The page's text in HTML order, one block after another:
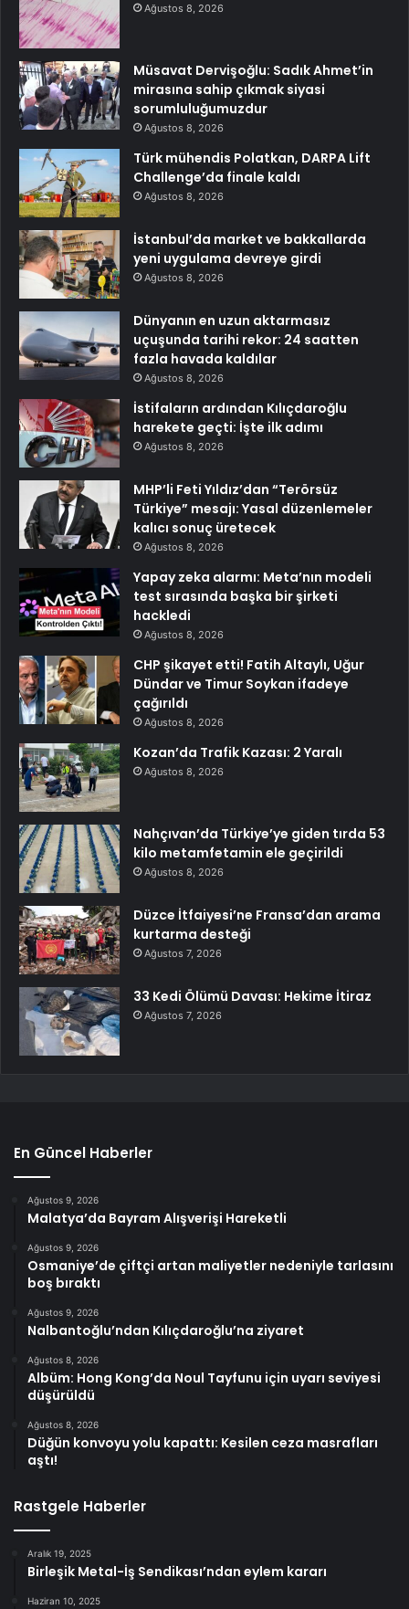
Ağustos 8, 2026
Müsavat Dervişoğlu: Sadık Ahmet’in
mirasına sahip çıkmak siyasi
sorumluluğumuzdur
Ağustos 8, 2026
Türk mühendis Polatkan, DARPA Lift
Challenge’da finale kaldı
Ağustos 8, 2026
İstanbul’da market ve bakkallarda
yeni uygulama devreye girdi
Ağustos 8, 2026
Dünyanın en uzun aktarmasız
uçuşunda tarihi rekor: 24 saatten
fazla havada kaldılar
Ağustos 8, 2026
İstifaların ardından Kılıçdaroğlu
harekete geçti: İşte ilk adımı
Ağustos 8, 2026
MHP’li Feti Yıldız’dan “Terörsüz
Türkiye” mesajı: Yasal düzenlemeler
kalıcı sonuç üretecek
Ağustos 8, 2026
Yapay zeka alarmı: Meta’nın modeli
test sırasında başka bir şirketi
hackledi
Ağustos 8, 2026
CHP şikayet etti! Fatih Altaylı, Uğur
Dündar ve Timur Soykan ifadeye
çağırıldı
Ağustos 8, 2026
Kozan’da Trafik Kazası: 2 Yaralı
Ağustos 8, 2026
Nahçıvan’da Türkiye’ye giden tırda 53
kilo metamfetamin ele geçirildi
Ağustos 8, 2026
Düzce İtfaiyesi’ne Fransa’dan arama
kurtarma desteği
Ağustos 7, 2026
33 Kedi Ölümü Davası: Hekime İtiraz
Ağustos 7, 2026
En Güncel Haberler
Ağustos 9, 2026
Malatya’da Bayram Alışverişi Hareketli
Ağustos 9, 2026
Osmaniye’de çiftçi artan maliyetler nedeniyle tarlasını
boş bıraktı
Ağustos 9, 2026
Nalbantoğlu’ndan Kılıçdaroğlu’na ziyaret
Ağustos 8, 2026
Albüm: Hong Kong’da Noul Tayfunu için uyarı seviyesi
düşürüldü
Ağustos 8, 2026
Düğün konvoyu yolu kapattı: Kesilen ceza masrafları
aştı!
Rastgele Haberler
Aralık 19, 2025
Birleşik Metal-İş Sendikası’ndan eylem kararı
Haziran 10, 2025